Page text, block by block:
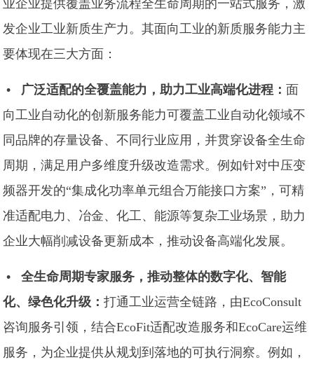
业企业提供覆盖业务流程全生命周期的一站式服务，激
发企业工业新质生产力。其面向工业的新质服务能力主
要体现在三大方面：
• 广泛适配的全覆盖能力，助力工业高端化进程： 面
向工业自动化的创新服务能力可覆盖工业自动化领域不
同品牌的存量设备、不同行业应用，并贯穿设备全生命
周期，满足用户多维度升级改造需求。例如针对中压变
频器开发的“集成化功率单元组合万能接口方案”，可精
准适配电力、冶金、化工、能源等复杂工业场景，助力
企业大幅削减设备更新成本，推动设备高端化发展。
•全生命周期专家服务，推动整体的数字化、智能
化、绿色化升级：打通工业运营全链路，由EcoConsult
咨询服务引领，结合EcoFit适配改造服务和EcoCare运维
服务，为企业提供从规划到落地的可执行洞察。例如，